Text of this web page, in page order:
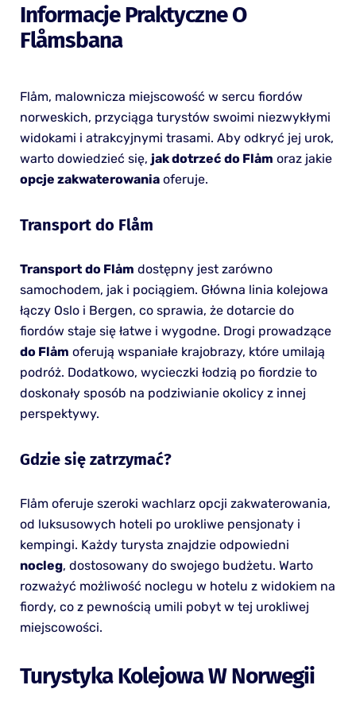
Informacje Praktyczne O
Flåmsbana
Flåm, malownicza miejscowość w sercu fiordów
norweskich, przyciąga turystów swoimi niezwykłymi
widokami i atrakcyjnymi trasami. Aby odkryć jej urok,
warto dowiedzieć się, jak dotrzeć do Flåm oraz jakie
opcje zakwaterowaniaoferuje.
Transport do Flåm
Transport do Flåm dostępny jest zarówno
samochodem, jak i pociągiem. Główna linia kolejowa
łączy Oslo i Bergen, co sprawia, że dotarcie do
fiordów staje się łatwe i wygodne. Drogi prowadzące
do Flåm oferują wspaniałe krajobrazy, które umilają
podróż. Dodatkowo, wycieczki łodzią po fiordzie to
doskonały sposób na podziwianie okolicy z innej
perspektywy.
Gdzie się zatrzymać?
Flåm oferuje szeroki wachlarz opcji zakwaterowania,
od luksusowych hoteli po urokliwe pensjonaty i
kempingi. Każdy turysta znajdzie odpowiedni
nocleg, dostosowany do swojego budżetu. Warto
rozważyć możliwość noclegu w hotelu z widokiem na
fiordy, co z pewnością umili pobyt w tej urokliwej
miejscowości.
Turystyka Kolejowa W Norwegii